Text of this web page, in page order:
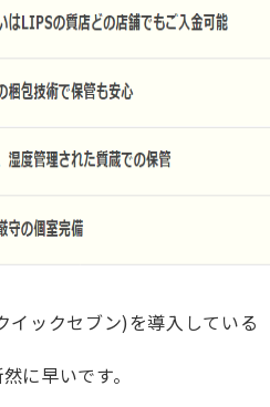
イックセブン)を導入している
に早いです。